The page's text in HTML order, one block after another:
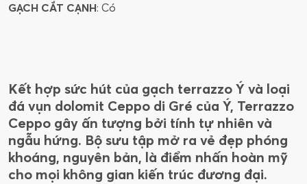
GẠCH CẮT CẠNH: Có
Kết hợp sức hút của gạch terrazzo Ý và loại
đá vụn dolomit Ceppo di Gré của Ý, Terrazzo
Ceppo gây ấn tượng bởi tính tự nhiên và
ngẫu hứng. Bộ sưu tập mở ra vẻ đẹp phóng
khoáng, nguyên bản, là điểm nhấn hoàn mỹ
cho mọi không gian kiến trúc đương đại.